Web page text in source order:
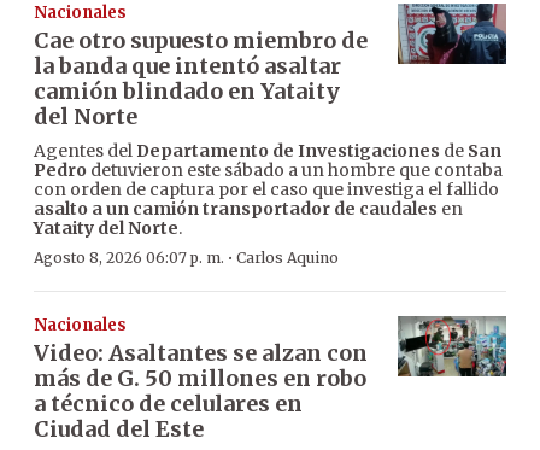
Nacionales
Cae otro supuesto miembro de
la banda que intentó asaltar
camión blindado en Yataity
del Norte
Agentes del Departamento de Investigaciones de San
Pedro detuvieron este sábado a un hombre que contaba
con orden de captura por el caso que investiga el fallido
asalto a un camión transportador de caudales en
Yataity del Norte.
Agosto 8, 2026 06:07 p. m. · Carlos Aquino
Nacionales
Video: Asaltantes se alzan con
más de G. 50 millones en robo
a técnico de celulares en
Ciudad del Este